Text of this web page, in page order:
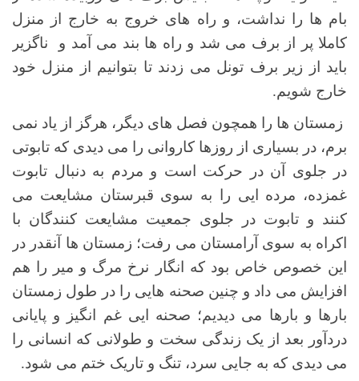
بام ها را نداشت، و راه های خروج به خارج از منزل
کاملا پر از برف می شد و راه ها بند می آمد و ناگزیر
باید از زیر برف تونل می زدند تا بتوانیم از منزل خود
خارج شویم.
زمستان ها را همچون فصل های دیگر، هرگز از یاد نمی
برم، در بسیاری از روزها کاروانی را می دیدی که تابوتی
در جلوی آن در حرکت است و مردم به دنبال تابوت
غمزده، مرده ایی را به سوی قبرستان مشایعت می
کنند و تابوت در جلوی جمعیت مشایعت کنندگان با
اکراه به سوی آرامستان می رفت؛ زمستان ها آنقدر در
این خصوص خاص بود که انگار نرخ مرگ و میر را هم
افزایش می داد و چنین صحنه هایی را در طول زمستان
بارها و بارها می دیدیم؛ صحنه ایی غم انگیز و پایانی
دردآور بعد از یک زندگی سخت و طولانی که انسانی را
می دیدی که به جایی سرد، تنگ و تاریک ختم می شود.